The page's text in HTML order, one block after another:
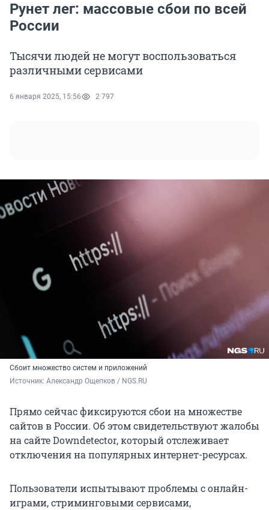
Рунет лег: массовые сбои по всей
России
Тысячи людей не могут воспользоваться
различными сервисами
6 января 2025, 15:56 2 797
Сбоит множество систем и приложений
Источник: Александр Ощепков / NGS.RU
Прямо сейчас фиксируются сбои на множестве
сайтов в России. Об этом свидетельствуют жалобы
на сайте Downdetector, который отслеживает
отключения на популярных интернет-ресурсах.
Пользователи испытывают проблемы с онлайн-
играми, стриминговыми сервисами,